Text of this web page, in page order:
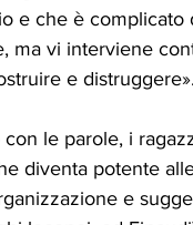
e che è complicato
ma vi interviene
e
le parole, i
diventa potente
e